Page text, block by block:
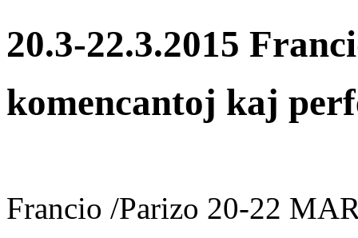
20.3-22.3.2015
komencantoj kaj
Francio /Parizo 20-22